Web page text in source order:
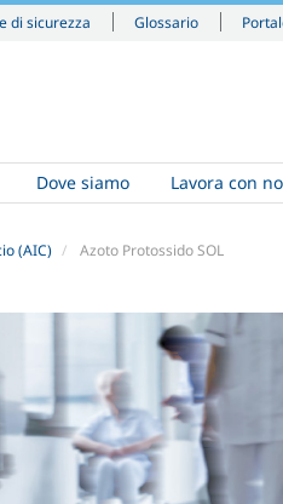
di sicurezza Glossario
Dove siamo Lavora con
(AIC) Azoto Protossido SOL